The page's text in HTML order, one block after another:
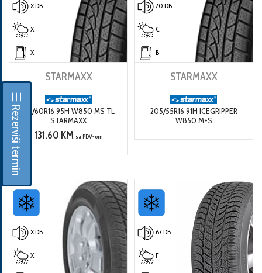
☰ Rezerviši termin
X DB
X
X
STARMAXX
215/60R16 95H W850 MS TL
STARMAXX
131.60 KM sa PDV-om
70 DB
C
B
STARMAXX
205/55R16 91H ICEGRIPPER
W850 M+S
X DB
X
67 DB
F